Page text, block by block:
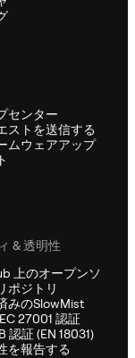
センター
ストを送信する
ムウェアアップ
& 透明性
上のオープンソ
ポジトリ
みのSlowMist
27001 認証
認証 (EN 18031)
を報告する